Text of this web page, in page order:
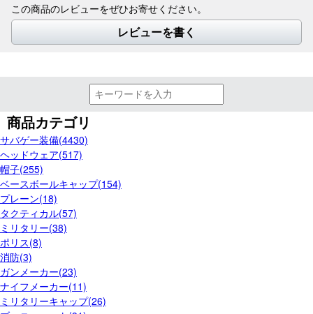
この商品のレビューをぜひお寄せください。
レビューを書く
商品カテゴリ
サバゲー装備(4430)
ヘッドウェア(517)
帽子(255)
ベースボールキャップ(154)
プレーン(18)
タクティカル(57)
ミリタリー(38)
ポリス(8)
消防(3)
ガンメーカー(23)
ナイフメーカー(11)
ミリタリーキャップ(26)